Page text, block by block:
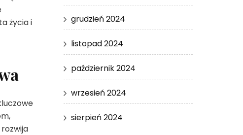
życia i
grudzień 2024
listopad 2024
październik 2024
wrzesień 2024
sierpień 2024